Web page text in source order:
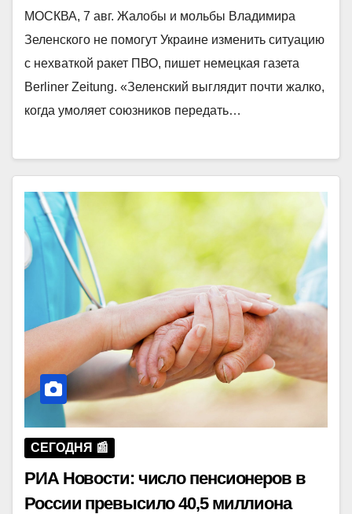
МОСКВА, 7 авг. Жалобы и мольбы Владимира
Зеленского не помогут Украине изменить ситуацию
с нехваткой ракет ПВО, пишет немецкая газета
Berliner Zeitung. «Зеленский выглядит почти жалко,
когда умоляет союзников передать…
СЕГОДНЯ 📰
РИА Новости: число пенсионеров в
России превысило 40,5 миллиона